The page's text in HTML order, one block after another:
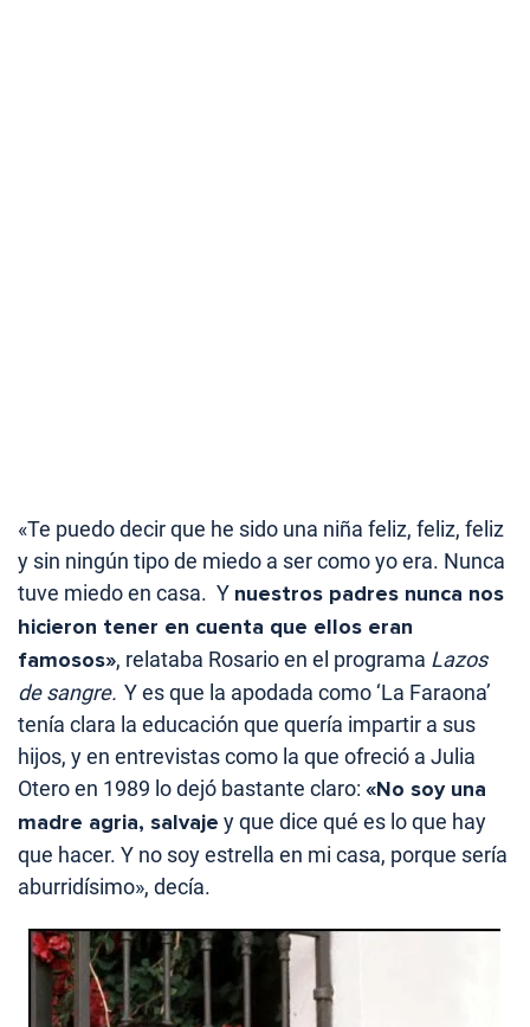
«Te puedo decir que he sido una niña feliz, feliz, feliz
y sin ningún tipo de miedo a ser como yo era. Nunca
tuve miedo en casa. Y nuestros padres nunca nos
hicieron tener en cuenta que ellos eran
famosos», relataba Rosario en el programa Lazos
de sangre. Y es que la apodada como ‘La Faraona’
tenía clara la educación que quería impartir a sus
hijos, y en entrevistas como la que ofreció a Julia
Otero en 1989 lo dejó bastante claro: «No soy una
madre agria, salvaje y que dice qué es lo que hay
que hacer. Y no soy estrella en mi casa, porque sería
aburridísimo», decía.